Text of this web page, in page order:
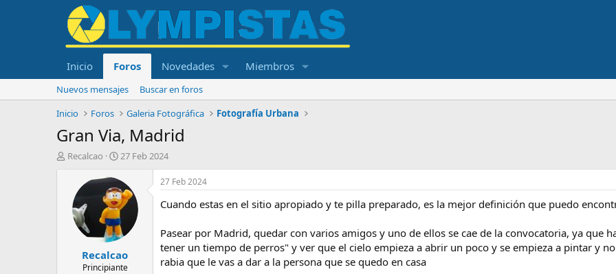
Inicio Foros Novedades Miembros
Nuevos mensajes
Buscar en foros
Inicio
Foros Galeria Fotográfica Fotografía Urbana
Gran Via, Madrid
IRecalcao
F
c
h
a
d
e
i
n
i
27 Feb 2024
Recalcao
Principiante
27 Feb 2024
Cuando estas en el sitio apropiado y te pilla preparado, es la mejor definición que puedo
Pasear por Madrid, quedar con varios amigos y uno de ellos se cae de la convocatoria, ya que
tener un tiempo de perros" y ver que el cielo empieza a abrir un poco y se empieza a pintar y
rabia que le vas a dar a la persona que se quedo en casa